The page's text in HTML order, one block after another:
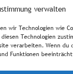
verwalten
wir Technologien wie
Technologien
verarbeiten. Wenn
Funktionen